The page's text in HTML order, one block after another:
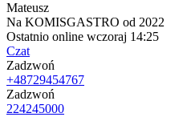
Mateusz
Na KOMISGASTRO od 2022
Ostatnio online wczoraj 14:25
Czat
Zadzwoń
+48729454767
Zadzwoń
224245000